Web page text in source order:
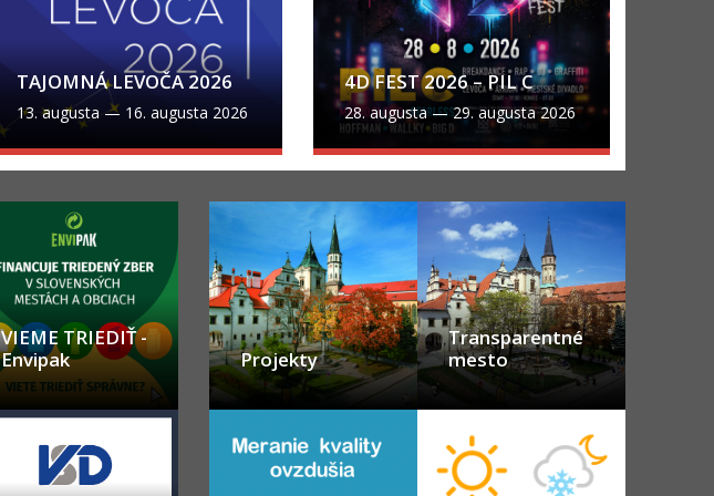
TAJOMNÁ LEVOČA 2026
13. augusta — 16. augusta 2026
4D FEST 2026 – PIL C
28. augusta—29. augusta 2026
VIEME TRIEDIŤ -
Envipak
Projekty
Transparentné
mesto